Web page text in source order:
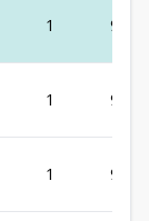
1 92
1 92
1 92